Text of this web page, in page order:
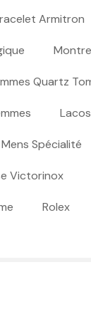
Armitron
Quartz
Spécialité
Victorinox
Rolex